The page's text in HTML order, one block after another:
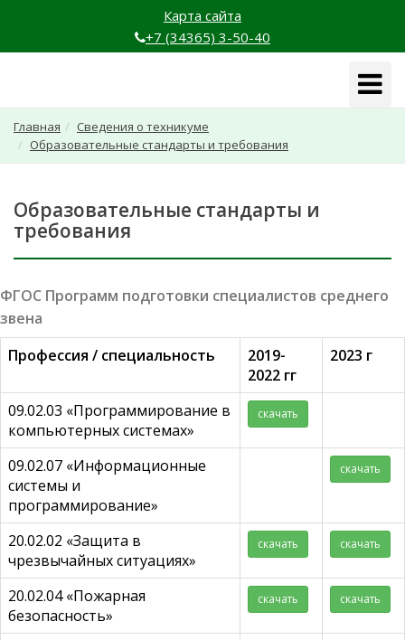
Карта сайта
+7 (34365) 3-50-40
Главная
Сведения о техникуме
Образовательные стандарты и требования
Образовательные стандарты и
требования
ФГОС Программ подготовки специалистов среднего
звена
Профессия / специальность
2019-
2022 гг
2023 г
09.02.03 «Программирование в
компьютерных системах»
скачать
09.02.07 «Информационные
системы и
программирование»
скачать
20.02.02 «Защита в
чрезвычайных ситуациях»
скачать скачать
20.02.04 «Пожарная
безопасность»
скачать скачать